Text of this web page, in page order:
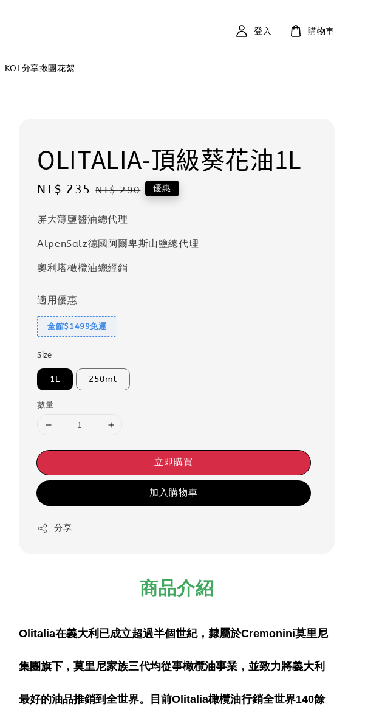
KOL分享揪團花絮
登入 購物車
OLITALIA-頂級葵花油1L
Sale
NT$ 235 Regular
NT$ 290 優惠
屏大薄鹽醬油總代理
AlpenSalz德國阿爾卑斯山鹽總代理
奧利塔橄欖油總經銷
適用優惠
全館$1499免運
Size
1L 250ml
數量
立即購買
加入購物車
分享
商品介紹
Olitalia在義大利已成立超過半個世紀，隸屬於Cremonini莫里尼
集團旗下，莫里尼家族三代均從事橄欖油事業，並致力將義大利
最好的油品推銷到全世界。目前Olitalia橄欖油行銷全世界140餘